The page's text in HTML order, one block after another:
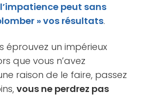
l’impatience peut sans
» vos résultats.
éprouvez un impérieux
que vous n’avez
raison de le faire, passez
vous ne perdrez pas